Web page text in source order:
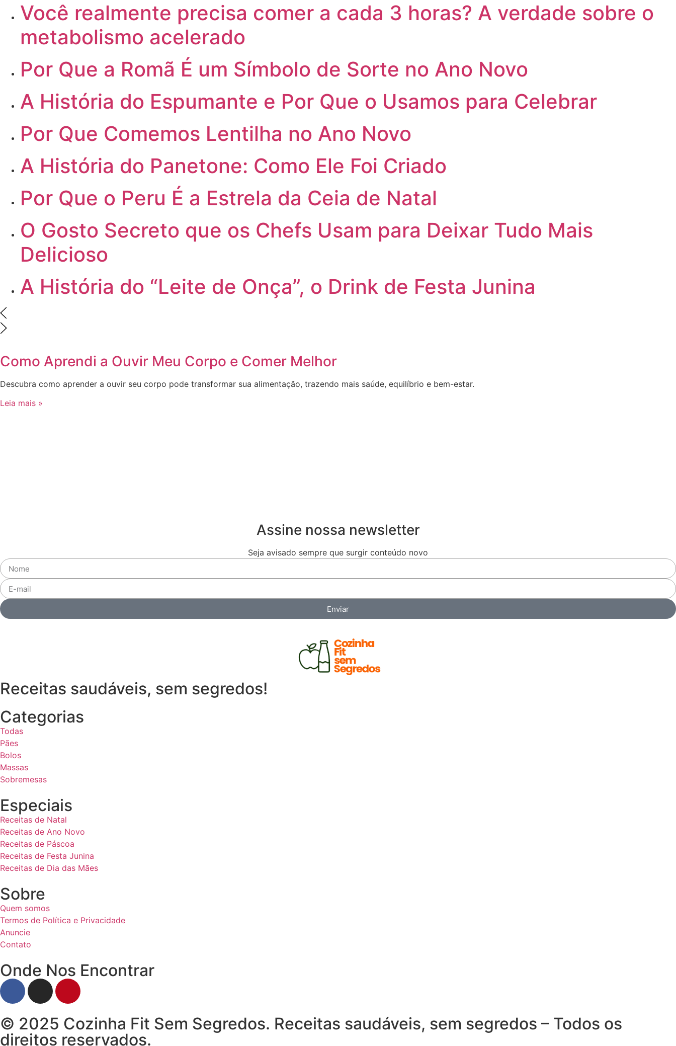
Você realmente precisa comer a cada 3 horas? A verdade sobre o
metabolismo acelerado
Por Que a Romã É um Símbolo de Sorte no Ano Novo
A História do Espumante e Por Que o Usamos para Celebrar
Por Que Comemos Lentilha no Ano Novo
A História do Panetone: Como Ele Foi Criado
Por Que o Peru É a Estrela da Ceia de Natal
O Gosto Secreto que os Chefs Usam para Deixar Tudo Mais
Delicioso
A História do “Leite de Onça”, o Drink de Festa Junina
Como Aprendi a Ouvir Meu Corpo e Comer Melhor
Descubra como aprender a ouvir seu corpo pode transformar sua alimentação, trazendo mais saúde, equilíbrio e bem-estar.
Leia mais »
Assine nossa newsletter
Seja avisado sempre que surgir conteúdo novo
Enviar
Receitas saudáveis, sem segredos!
Categorias
Todas
Pães
Bolos
Massas
Sobremesas
Especiais
Receitas de Natal
Receitas de Ano Novo
Receitas de Páscoa
Receitas de Festa Junina
Receitas de Dia das Mães
Sobre
Quem somos
Termos de Política e Privacidade
Anuncie
Contato
Onde Nos Encontrar
© 2025 Cozinha Fit Sem Segredos. Receitas saudáveis, sem segredos – Todos os
direitos reservados.